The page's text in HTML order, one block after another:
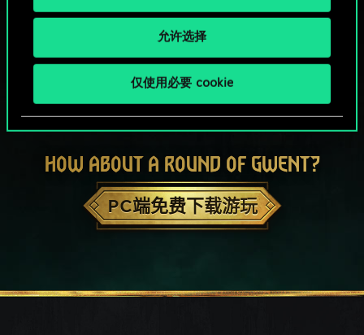
允许选择
仅使用必要 cookie
HOW ABOUT A ROUND OF GWENT?
PC端免费下载游玩